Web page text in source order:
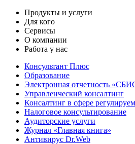
Продукты и услуги
Для кого
Сервисы
О компании
Работа у нас
Консультант Плюс
Образование
Электронная отчетность
Управленческий консалтинг
Консалтинг в сфере
Налоговое консультирование
Аудиторские услуги
Журнал «Главная книга»
Антивирус Dr.Web